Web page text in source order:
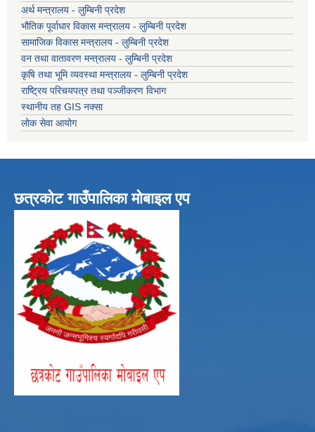
अर्थ मन्त्रालय - लुम्बिनी प्रदेश
भौतिक पूर्वाधार विकास मन्त्रालय - लुम्बिनी प्रदेश
सामाजिक विकास मन्त्रालय - लुम्बिनी प्रदेश
वन तथा वातावरण मन्त्रालय - लुम्बिनी प्रदेश
कृषि तथा भूमि व्यवस्था मन्त्रालय - लुम्बिनी प्रदेश
राष्ट्रिय परिचयपत्र तथा पञ्जीकरण विभाग
स्थानीय तह GIS नक्सा
लोक सेवा आयोग
छत्रकोट गाउँपालिका मोबाइल एप